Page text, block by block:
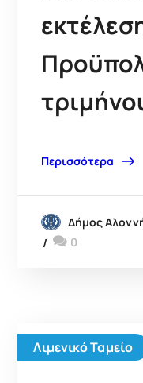
Περισσότερα
Δήμος
0
Λιμενικό Ταμείο